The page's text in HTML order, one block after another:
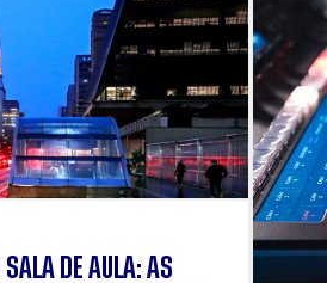
DE AULA: AS